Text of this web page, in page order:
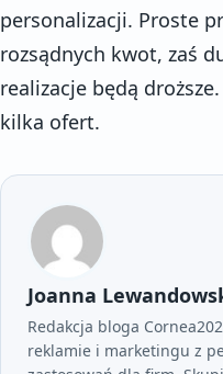
personalizacji. Proste
rozsądnych kwot, zaś
realizacje będą
kilka ofert.
Joanna
Redakcja bloga
reklamie i marketingu z